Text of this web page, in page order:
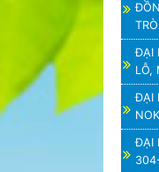
ĐẠI
LỖ,
ĐẠI
ĐẠI